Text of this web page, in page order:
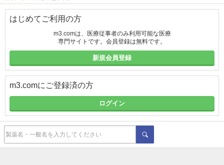
はじめてご利用の方
m3.comは、医療従事者のみ利用可能な医療
専門サイトです。会員登録は無料です。
新規会員登録
m3.comにご登録済の方
ログイン